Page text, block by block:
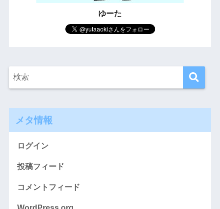
ゆーた
メタ情報
ログイン
投稿フィード
コメントフィード